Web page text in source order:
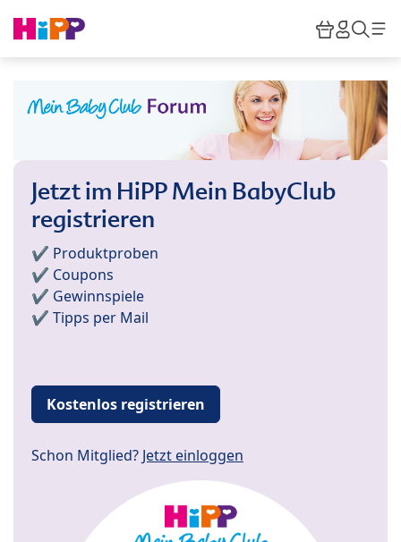
HiPP
Jetzt im HiPP Mein BabyClub
registrieren
✔️ Produktproben
✔️ Coupons
✔️ Gewinnspiele
✔️ Tipps per Mail
Kostenlos registrieren
Schon Mitglied? Jetzt einloggen